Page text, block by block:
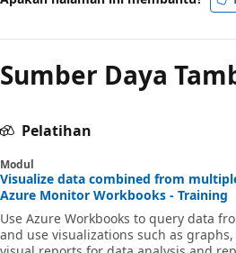
Sumber Daya
Pelatihan
Modul
Visualize data combined from
Azure Monitor Workbooks - Training
Use Azure Workbooks to query data
and use visualizations such as